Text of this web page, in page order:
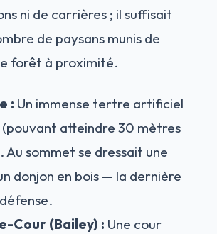
ni de carrières ; il suffisait
de paysans munis de
forêt à proximité.
: Un immense tertre artificiel
atteindre 30 mètres
Au sommet se dressait une
donjon en bois — la dernière
Cour (Bailey) : Une cour